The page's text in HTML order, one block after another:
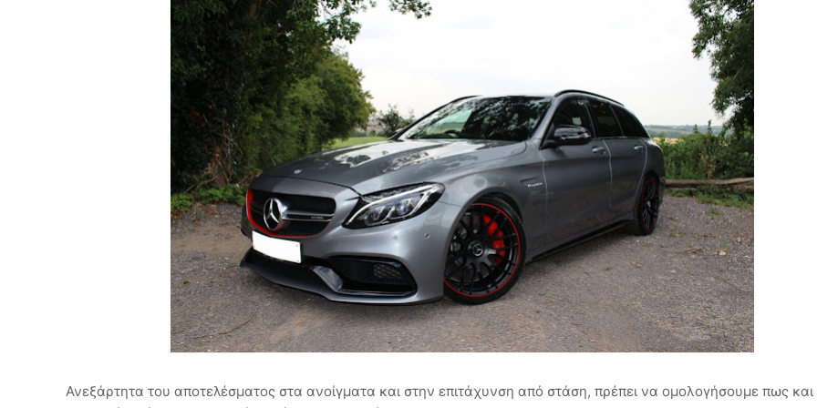
Ανεξάρτητα του αποτελέσματος στα ανοίγματα και στην επιτάχυνση από στάση, πρέπει να ομολογήσουμε πως και